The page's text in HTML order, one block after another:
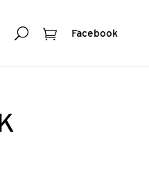
OtsingOstukorv
Facebook